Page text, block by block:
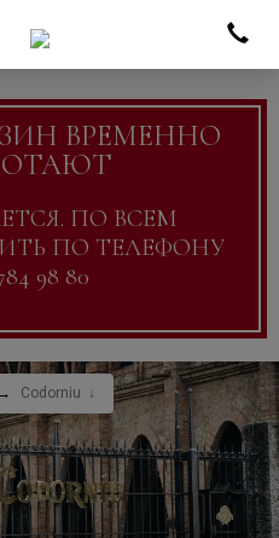
ВРЕМЕННО
ПО ВСЕМ
ПО ТЕЛЕФОНУ
98 80
Codorniu